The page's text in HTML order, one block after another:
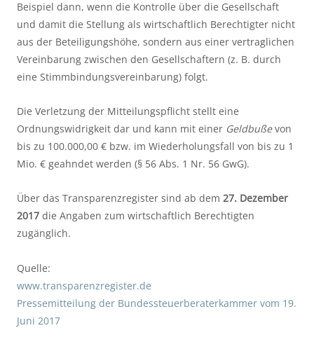
Beispiel dann, wenn die Kontrolle über die Gesellschaft
und damit die Stellung als wirtschaftlich Berechtigter nicht
aus der Beteiligungshöhe, sondern aus einer vertraglichen
Vereinbarung zwischen den Gesellschaftern (z. B. durch
eine Stimmbindungsvereinbarung) folgt.
Die Verletzung der Mitteilungspflicht stellt eine
Ordnungswidrigkeit dar und kann mit einer Geldbußevon
bis zu 100.000,00 € bzw. im Wiederholungsfall von bis zu 1
Mio. € geahndet werden (§ 56 Abs. 1 Nr. 56 GwG).
Über das Transparenzregister sind ab dem 27. Dezember
2017 die Angaben zum wirtschaftlich Berechtigten
zugänglich.
Quelle:
www.transparenzregister.de
Pressemitteilung der Bundessteuerberaterkammer vom 19.
Juni 2017